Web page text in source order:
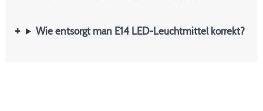
Wie entsorgt man E14 LED-Leuchtmittel korrekt?